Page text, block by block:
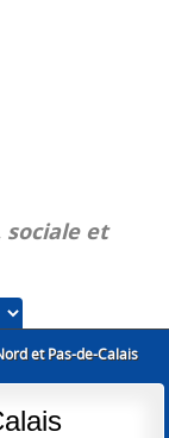
et
et Pas-de-Calais